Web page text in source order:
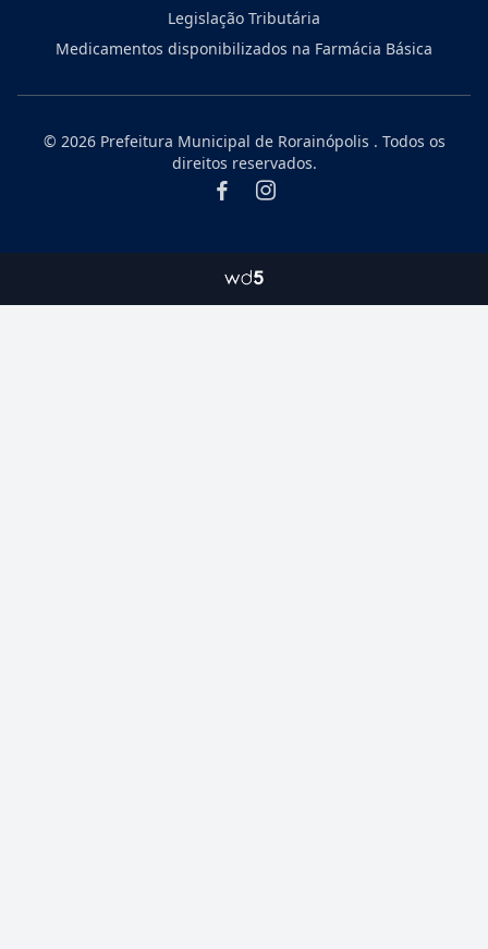
Legislação Tributária
Medicamentos disponibilizados na Farmácia Básica
© 2026 Prefeitura Municipal de Rorainópolis . Todos os
direitos reservados.